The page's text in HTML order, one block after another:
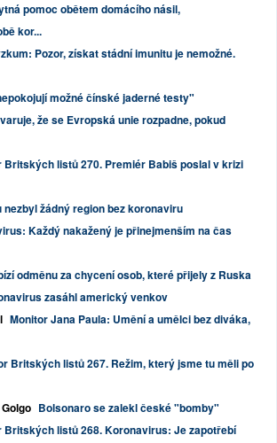
pomoc obětem domácího násil,
kor...
Pozor, získat stádní imunitu je nemožné.
možné čínské jaderné testy"
že se Evropská unie rozpadne, pokud
Britských listů 270. Premiér Babiš poslal v krizi
nezbyl žádný region bez koronaviru
Každý nakažený je přinejmenším na čas
odměnu za chycení osob, které přijely z Ruska
zasáhl americký venkov
Monitor Jana Paula: Umění a umělci bez diváka,
Britských listů 267. Režim, který jsme tu měli po
Bolsonaro se zalekl české "bomby"
Britských listů 268. Koronavirus: Je zapotřebí